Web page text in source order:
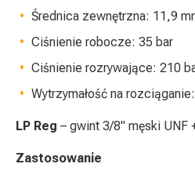
Średnica zewnętrzna: 11,9
Ciśnienie robocze: 35 bar
Ciśnienie rozrywające: 210
Wytrzymałość na
LP Reg – gwint 3/8" męski UNF
Zastosowanie